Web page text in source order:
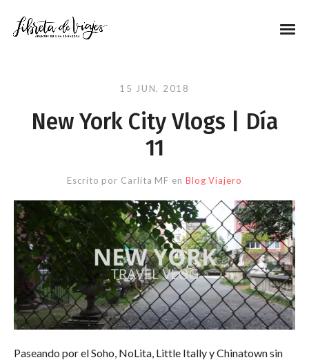
15 JUN, 2018
New York City Vlogs | Día
11
Escrito por Carlita MF en Blog Viajero
Paseando por el Soho, NoLita, Little Itally y Chinatown sin